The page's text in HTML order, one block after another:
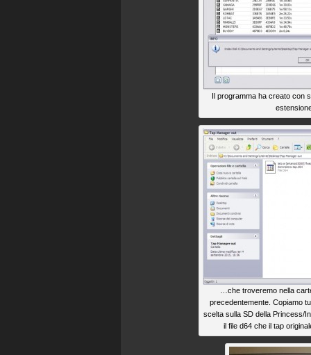
Il programma ha creato con
…che troveremo nella
precedentemente. Copiamo
scelta sulla SD della Princess/
il file d64 che il tap